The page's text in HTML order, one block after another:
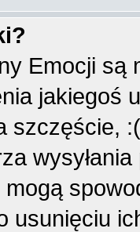
Emocji są
jakiegoś
szczęście,
usunięciu